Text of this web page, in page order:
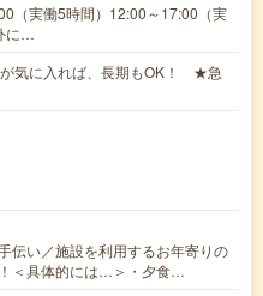
（実働5時間）12:00～17:00（実
に…
気に入れば、長期もOK！ ★急
伝い／施設を利用するお年寄りの
＜具体的には…＞・夕食…